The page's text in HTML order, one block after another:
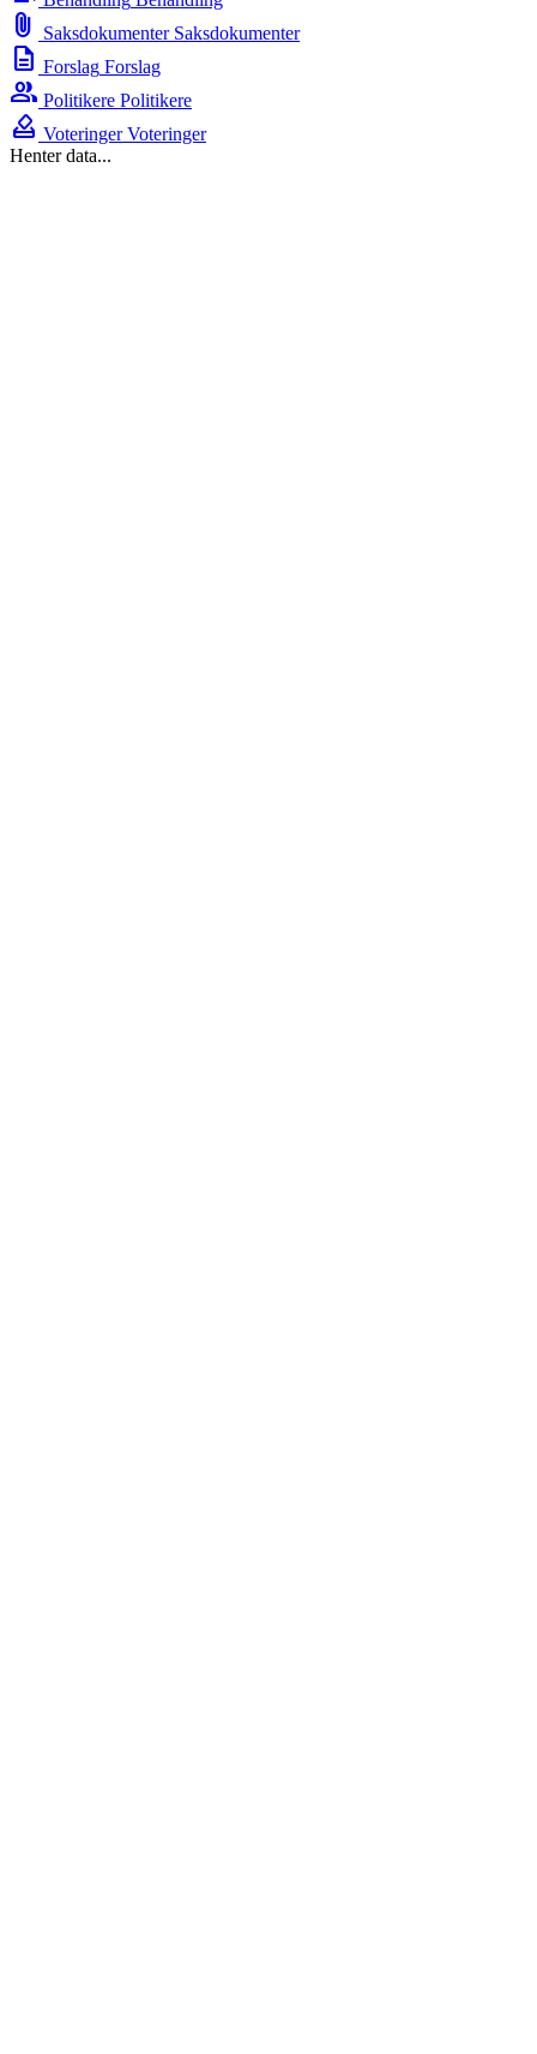
attach_file Saksdokumenter Saksdokumenter
description Forslag Forslag
group Politikere Politikere
how_to_vote Voteringer Voteringer
Henter data...